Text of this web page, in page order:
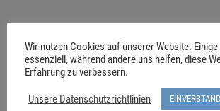
Wir nutzen Cookies auf unserer Website.
essenziell, während andere uns helfen, diese
Erfahrung zu verbessern.
Unsere Datenschutzrichtlinien